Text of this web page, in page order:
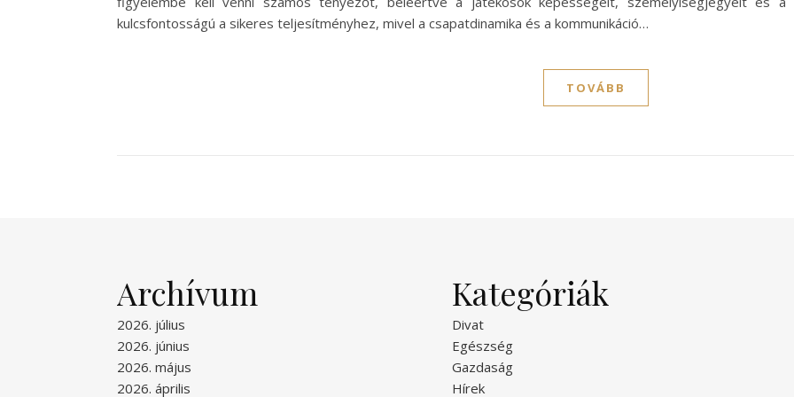
kulcsfontosságú a sikeres teljesítményhez, mivel a csapatdinamika és a kommunikáció…
TOVÁBB
Archívum
2026. július
2026. június
2026. május
2026. április
Kategóriák
Divat
Egészség
Gazdaság
Hírek